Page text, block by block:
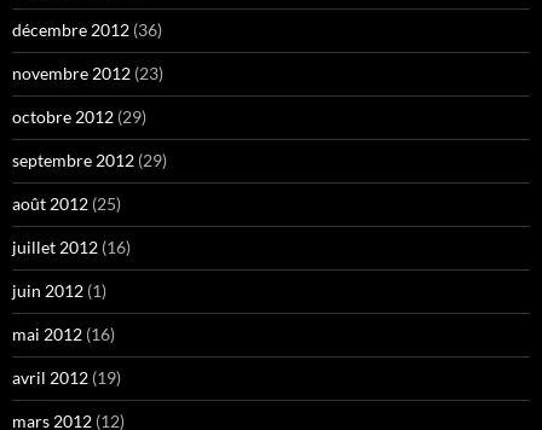
décembre 2012 (36)
novembre 2012 (23)
octobre 2012 (29)
septembre 2012 (29)
août 2012 (25)
juillet 2012 (16)
juin 2012 (1)
mai 2012 (16)
avril 2012 (19)
mars 2012 (12)